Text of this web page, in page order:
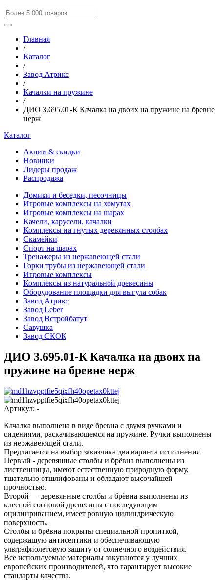
Главная
/
Каталог
/
Завод Атрикс
/
Качалки на пружине
/
ДИО 3.695.01-К Качалка на двоих на пружине на бревне
нерж
Каталог
Акции & скидки
Новинки
Лидеры продаж
Распродажа
Домики и беседки, песочницы
Игровые комплексы на хомутах
Игровые комплексы на шарах
Качели, карусели, качалки
Комплексы на гнутых деревянных столбах
Скамейки
Спорт на шарах
Тренажеры из нержавеющей стали
Горки трубы из нержавеющей стали
Игровые комплексы
Комплексы из натуральной древесины
Оборудование площадки для выгула собак
Завод Атрикс
Завод Leber
Завод Встройбатут
Савушка
Завод СКОК
ДИО 3.695.01-К Качалка на двоих на
пружине на бревне нерж
Артикул: -
Качалка выполнена в виде бревна с двумя ручками и
сидениями, раскачивающемся на пружине. Ручки выполнены
из нержавеющей стали.
Предлагается на выбор заказчика два варинта исполнения.
Первый - деревянные столбы и брёвна выполнены из
лиственницы, имеют естественную природную форму,
тщательно отшлифованы и обладают высочайшей
прочностью.
Второй — деревянные столбы и брёвна выполнены из
клееной сосновой древесины с последующим
оцилинриванием, имеет ровную цилиндрическую
поверхность.
Столбы и брёвна покрыты специальной пропиткой,
содержащую антисептики и обеспечивающую
ультрафиолетовую защиту от солнечного воздействия.
Все используемые материалы закупаются у лучших
европейских производителей, что гарантирует высокие
стандарты качества.